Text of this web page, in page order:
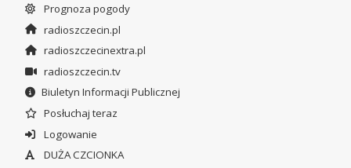
Prognoza pogody
radioszczecin.pl
radioszczecinextra.pl
radioszczecin.tv
Biuletyn Informacji Publicznej
Posłuchaj teraz
Logowanie
DUŻA CZCIONKA